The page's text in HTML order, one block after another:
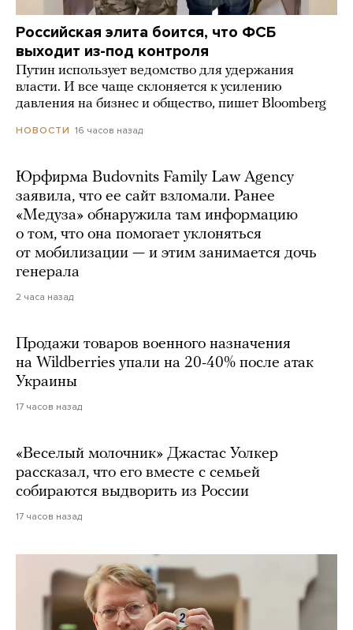
Российская элита боится, что ФСБ
выходит из-под контроля
Путин использует ведомство для удержания
власти. И все чаще склоняется к усилению
давления на бизнес и общество, пишет Bloomberg
НОВОСТИ 16 часов назад
Юрфирма Budovnits Family Law Agency
заявила, что ее сайт взломали. Ранее
«Медуза» обнаружила там информацию
о том, что она помогает уклоняться
от мобилизации — и этим занимается дочь
генерала
2 часа назад
Продажи товаров военного назначения
на Wildberries упали на 20-40% после атак
Украины
17 часов назад
«Веселый молочник» Джастас Уолкер
рассказал, что его вместе с семьей
собираются выдворить из России
17 часов назад